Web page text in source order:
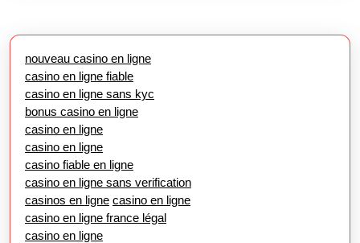
nouveau casino en ligne
casino en ligne fiable
casino en ligne sans kyc
bonus casino en ligne
casino en ligne
casino en ligne
casino fiable en ligne
casino en ligne sans verification
casinos en ligne casino en ligne
casino en ligne france légal
casino en ligne